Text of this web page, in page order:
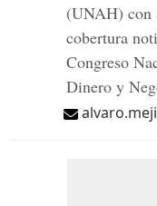
(UNAH) con
cobertura
Congreso
Dinero y